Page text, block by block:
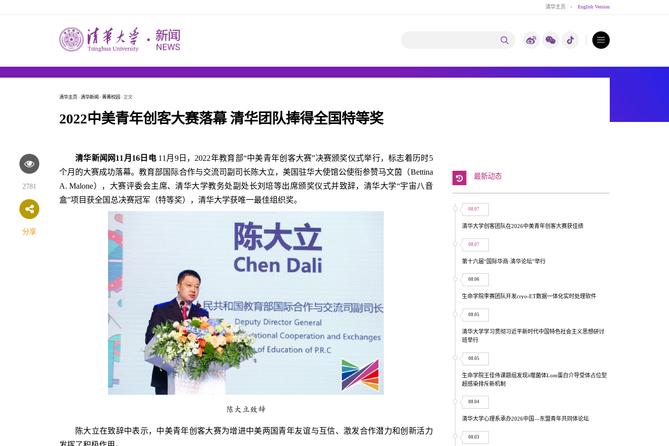
清华主页 · English Version
清华主页 - 清华新闻 - 菁菁校园 - 正文
2022中美青年创客大赛落幕 清华团队捧得全国特等奖
2781
分享
清华新闻网11月16日电11月9日，2022年教育部“中美青年创客大赛”决赛颁奖仪式举行，标志着历时5
个月的大赛成功落幕。教育部国际合作与交流司副司长陈大立，美国驻华大使馆公使衔参赞马文茵（Bettina
A. Malone），大赛评委会主席、清华大学教务处副处长刘培等出席颁奖仪式并致辞，清华大学“宇宙八音
盒”项目获全国总决赛冠军（特等奖），清华大学获唯一最佳组织奖。
陈大立致辞
陈大立在致辞中表示，中美青年创客大赛为增进中美两国青年友谊与互信、激发合作潜力和创新活力
最新动态
08.07
清华大学创客团队在2026中美青年创客大赛获佳绩
08.07
第十六届“国际华商·清华论坛”举行
08.06
生命学院李赛团队开发cryo-ET数据一体化实时处理软件
08.05
清华大学学习贯彻习近平新时代中国特色社会主义思想研讨
班举行
08.05
生命学院王佳伟课题组发现λ噬菌体Lom蛋白介导受体占位型
超感染排斥新机制
08.04
清华大学心理系承办2026中国—东盟青年共同体论坛
08.03